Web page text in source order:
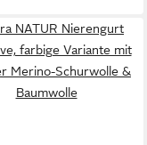
NATUR Nierengurt
farbige Variante mit
Merino-Schurwolle &
Baumwolle